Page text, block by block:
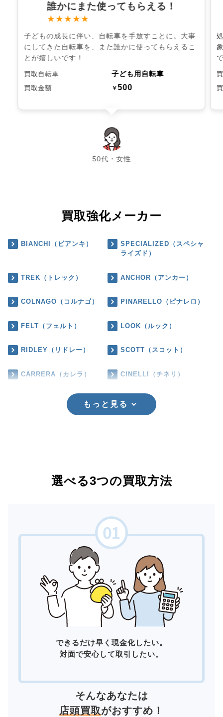
誰かにまた使ってもらえる！
★★★★★
子どもの成長に伴い、自転車を手放すことに。大事
にしてきた自転車を、また誰かに使ってもらえるこ
とが嬉しいです！
買取自転車 子ども用自転車
買取金額 ￥500
50代・女性
chevron_left chevron_right
買取強化メーカー
BIANCHI（ビアンキ）
SPECIALIZED（スペシャ
ライズド）
TREK（トレック） ANCHOR（アンカー）
COLNAGO（コルナゴ） PINARELLO（ピナレロ）
FELT（フェルト） LOOK（ルック）
RIDLEY（リドレー） SCOTT（スコット）
CARRERA（カレラ） CINELLI（チネリ）
もっと見る
選べる3つの買取方法
できるだけ早く現金化したい。
対面で安心して取引したい。
そんなあなたは
店頭買取がおすすめ！